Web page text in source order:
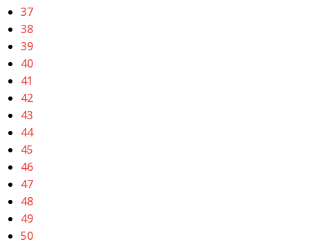
37
38
39
40
41
42
43
44
45
46
47
48
49
50